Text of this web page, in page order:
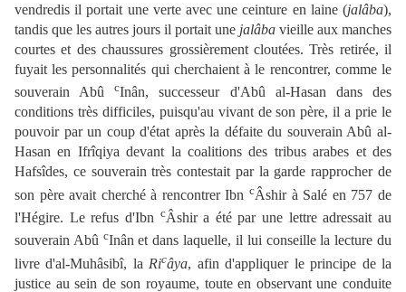
vendredis il portait une verte avec une ceinture en laine (jalâba),
tandis que les autres jours il portait une jalâba vieille aux manches
courtes et des chaussures grossièrement cloutées. Très retirée, il
fuyait les personnalités qui cherchaient à le rencontrer, comme le
souverain AbûcInân, successeur d'Abû al-Hasan dans des
conditions très difficiles, puisqu'au vivant de son père, il a prie le
pouvoir par un coup d'état après la défaite du souverain Abû al-
Hasan en Ifrîqiya devant la coalitions des tribus arabes et des
Hafsîdes, ce souverain très contestait par la garde rapprocher de
son père avait cherché à rencontrer IbncÂshir à Salé en 757 de
l'Hégire. Le refus d'Ibn cÂshir a été par une lettre adressait au
souverain Abû cInân et dans laquelle, il lui conseille la lecture du
livre d'al-Muhâsibî, la Ricâya, afin d'appliquer le principe de la
justice au sein de son royaume, toute en observant une conduite